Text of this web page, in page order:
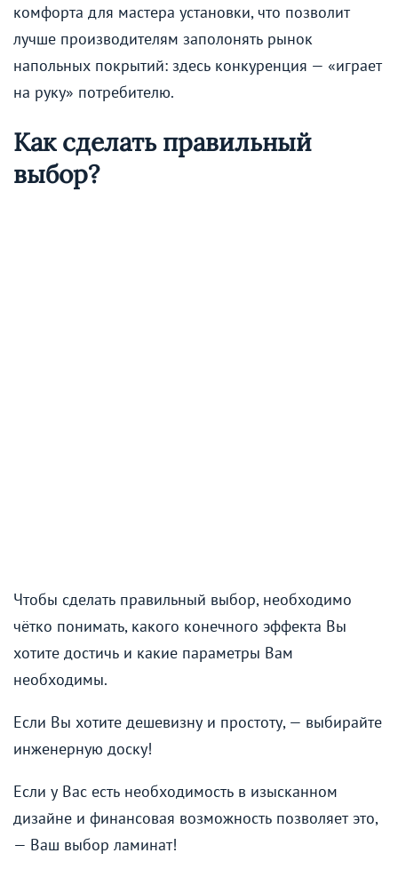
комфорта для мастера установки, что позволит
лучше производителям заполонять рынок
напольных покрытий: здесь конкуренция — «играет
на руку» потребителю.
Как сделать правильный
выбор?
Чтобы сделать правильный выбор, необходимо
чётко понимать, какого конечного эффекта Вы
хотите достичь и какие параметры Вам
необходимы.
Если Вы хотите дешевизну и простоту, — выбирайте
инженерную доску!
Если у Вас есть необходимость в изысканном
дизайне и финансовая возможность позволяет это,
— Ваш выбор ламинат!